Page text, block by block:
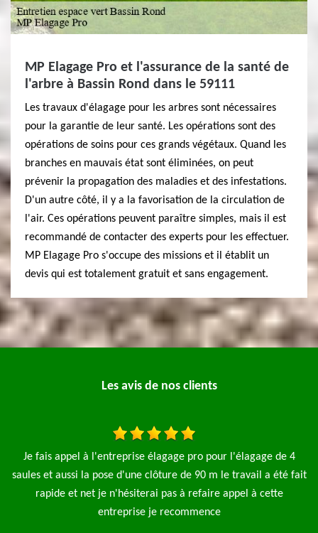
MP Elagage Pro et l'assurance de la santé de
l'arbre à Bassin Rond dans le 59111
Les travaux d'élagage pour les arbres sont nécessaires
pour la garantie de leur santé. Les opérations sont des
opérations de soins pour ces grands végétaux. Quand les
branches en mauvais état sont éliminées, on peut
prévenir la propagation des maladies et des infestations.
D'un autre côté, il y a la favorisation de la circulation de
l'air. Ces opérations peuvent paraître simples, mais il est
recommandé de contacter des experts pour les effectuer.
MP Elagage Pro s'occupe des missions et il établit un
devis qui est totalement gratuit et sans engagement.
Les avis de nos clients
J’ai fait appel à l’entreprise MP élagage pour la tonte d’une
pelouse et l’abattage d’une avec l’enlèvement des déchets verts.
Très bon travail je recommande